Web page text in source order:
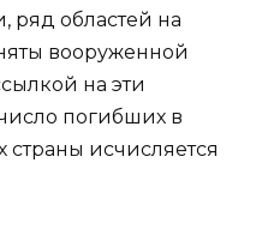
областей на
вооруженной
на эти
погибших в
страны исчисляется